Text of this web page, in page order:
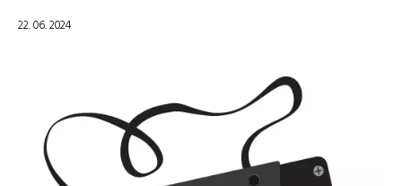
22. 06. 2024